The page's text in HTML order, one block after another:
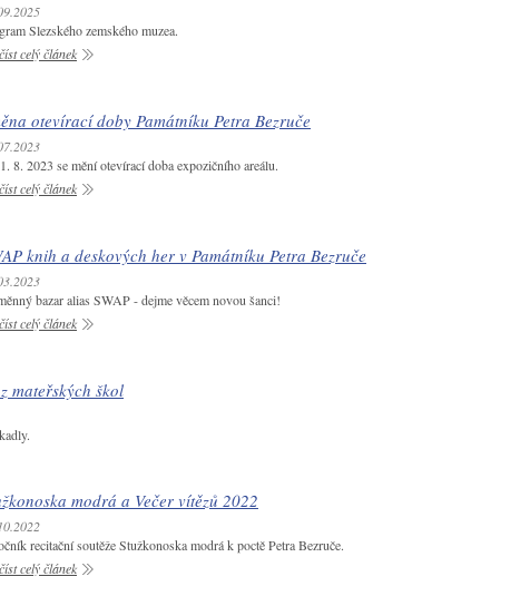
Slezského zemského muzea.
celý článek
otevírací doby Památníku Petra Bezruče
8. 2023 se mění otevírací doba expozičního areálu.
celý článek
knih a deskových her v Památníku Petra Bezruče
bazar alias SWAP - dejme věcem novou šanci!
celý článek
mateřských škol
modrá a Večer vítězů 2022
recitační soutěže Stužkonoska modrá k poctě Petra Bezruče.
celý článek